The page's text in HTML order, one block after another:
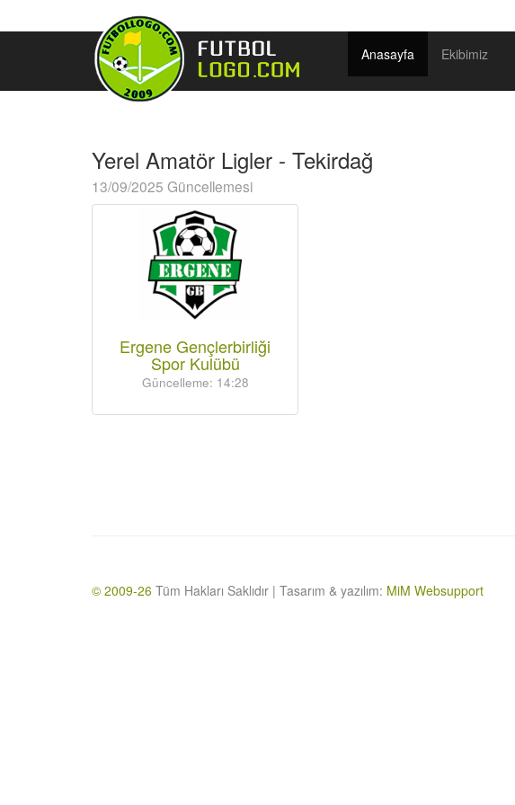
Anasayfa Ekibimiz
Yerel Amatör Ligler - Tekirdağ
13/09/2025 Güncellemesi
Ergene Gençlerbirliği
Spor Kulübü
Güncelleme: 14:28
© 2009-26 Tüm Hakları Saklıdır | Tasarım & yazılım: MiM Websupport